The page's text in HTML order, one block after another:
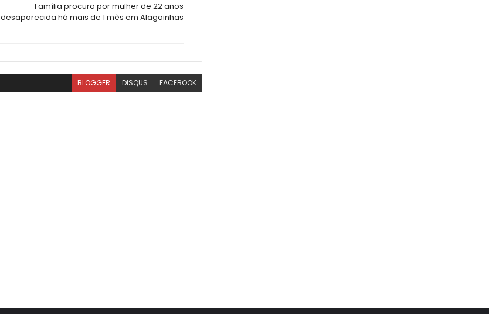
Família procura por mulher de 22 anos
desaparecida há mais de 1 mês em Alagoinhas
BLOGGER DISQUS FACEBOOK